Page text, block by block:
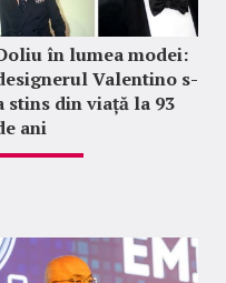
în lumea modei:
Valentino s-
stins din viață la 93
ani